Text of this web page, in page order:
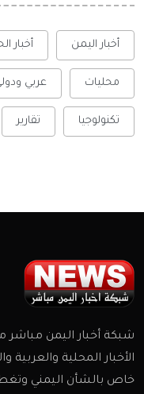
أخبار اليمن أخبار
محليات عربي
تكنولوجيا تقارير
شبكة أخبار اليمن مباشر
الأخبار المحلية
خاص بالشأن اليمني